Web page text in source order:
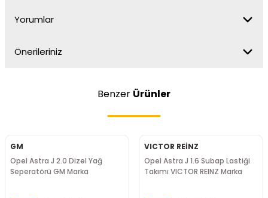
Yorumlar
Önerileriniz
Benzer Ürünler
GM
Opel Astra J 2.0 Dizel Yağ
Seperatörü GM Marka
VICTOR REİNZ
Opel Astra J 1.6 Subap Lastiği
Takımı VICTOR REINZ Marka